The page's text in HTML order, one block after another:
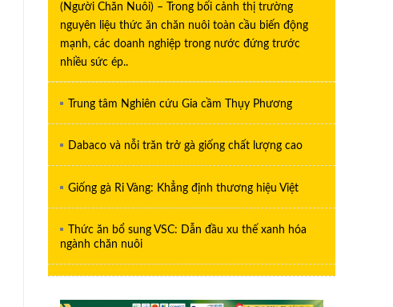
(Người Chăn Nuôi) – Trong bối cảnh thị trường
nguyên liệu thức ăn chăn nuôi toàn cầu biến động
mạnh, các doanh nghiệp trong nước đứng trước
nhiều sức ép..
Trung tâm Nghiên cứu Gia cầm Thụy Phương
Dabaco và nỗi trăn trở gà giống chất lượng cao
Giống gà Ri Vàng: Khẳng định thương hiệu Việt
Thức ăn bổ sung VSC: Dẫn đầu xu thế xanh hóa
ngành chăn nuôi